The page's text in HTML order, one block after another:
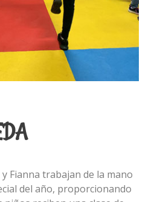
Fianna trabajan de la mano
del año, proporcionando